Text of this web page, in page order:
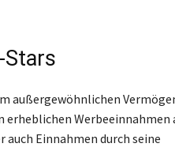
Stars
außergewöhnlichen
erheblichen Werbeeinnahmen
Einnahmen durch seine